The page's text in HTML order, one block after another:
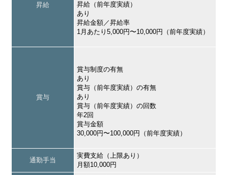
昇給
昇給（前年度実績）
あり
昇給金額／昇給率
1月あたり5,000円〜10,000円（前年度実績）
賞与
賞与制度の有無
あり
賞与（前年度実績）の有無
あり
賞与（前年度実績）の回数
年2回
賞与金額
30,000円〜100,000円（前年度実績）
通勤手当
実費支給（上限あり）
月額10,000円